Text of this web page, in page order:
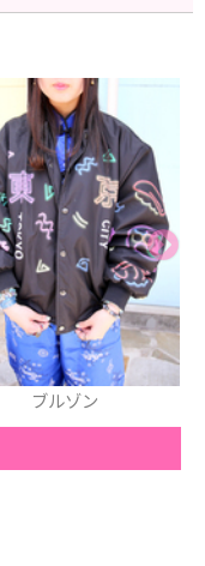
ブルゾン